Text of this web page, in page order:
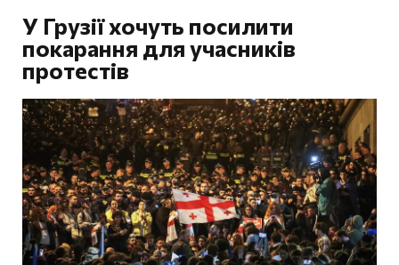
У Грузії хочуть посилити
покарання для учасників
протестів